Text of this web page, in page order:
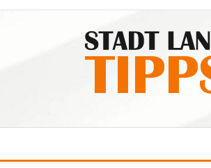
Tipps
für Stadt